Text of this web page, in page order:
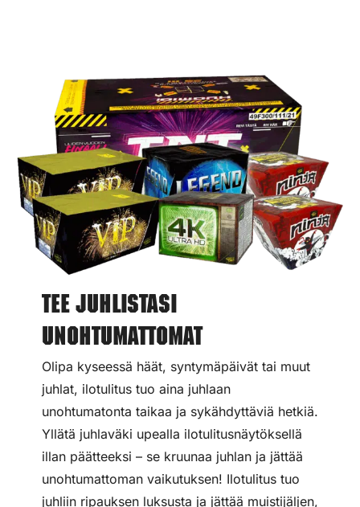
Tee juhlistasi
unohtumattomat
Olipa kyseessä häät, syntymäpäivät tai muut
juhlat, ilotulitus tuo aina juhlaan
unohtumatonta taikaa ja sykähdyttäviä hetkiä.
Yllätä juhlaväki upealla ilotulitusnäytöksellä
illan päätteeksi – se kruunaa juhlan ja jättää
unohtumattoman vaikutuksen! Ilotulitus tuo
juhliin ripauksen luksusta ja jättää muistijäljen,